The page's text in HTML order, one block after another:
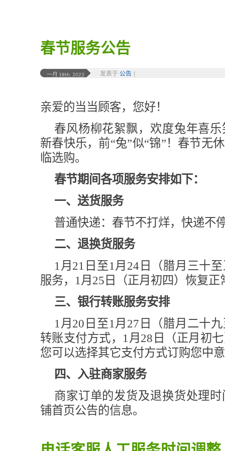
春节服务公告
一月 18th, 2023 发表于 公告
亲爱的当当顾客，您好！
春风杨柳花絮飘，欢度兔年喜
新春快乐，前“兔”似“锦”！春节无
临选购。
春节期间各项服务安排如下：
一、送货服务
普通快递：春节不打烊，快递不
二、退换货服务
1月21日至1月24日（腊月三十
服务，1月25日（正月初四）恢复正
三、银行转账服务安排
1月20日至1月27日（腊月二十
转账支付方式，1月28日（正月初
您可以选择其它支付方式订购您中
四、入驻商家服务
商家订单的发货及退换货处理
铺首页公告的信息。